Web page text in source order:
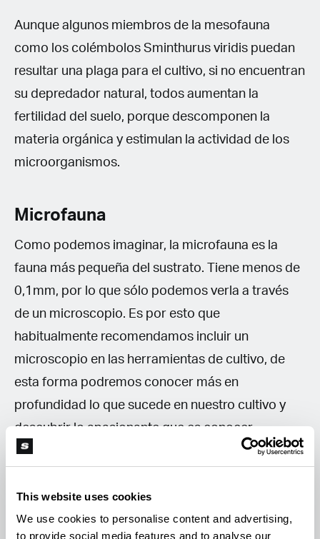
This website uses cookies
We use cookies to personalise content and advertising,
to provide social media features and to analyse our
Aunque algunos miembros de la mesofauna
como los colémbolos Sminthurus viridis puedan
resultar una plaga para el cultivo, si no encuentran
su depredador natural, todos aumentan la
fertilidad del suelo, porque descomponen la
materia orgánica y estimulan la actividad de los
microorganismos.
Microfauna
Como podemos imaginar, la microfauna es la
fauna más pequeña del sustrato. Tiene menos de
0,1mm, por lo que sólo podemos verla a través
de un microscopio. Es por esto que
habitualmente recomendamos incluir un
microscopio en las herramientas de cultivo, de
esta forma podremos conocer más en
profundidad lo que sucede en nuestro cultivo y
descubrir lo apasionante que es conocer
animales nuevos.
Los integrantes más relevantes de la microfauna
son los nematodos y los protozoos. Los